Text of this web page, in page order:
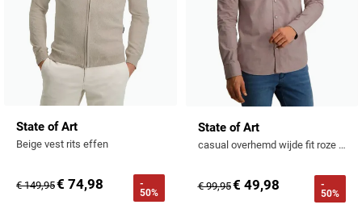
State of Art
Beige vest rits effen
€ 149,95€ 74,98
-
50%
State of Art
casual overhemd wijde fit roze effen katoen
€ 99,95€ 49,98
-
50%